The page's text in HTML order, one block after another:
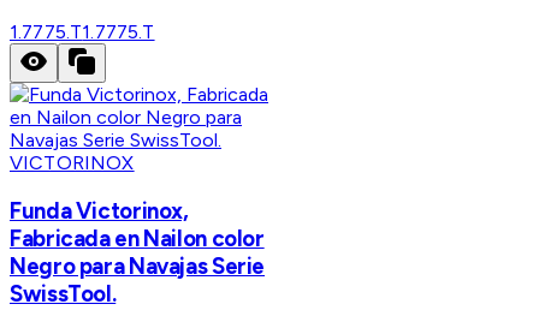
1.7775.T1.7775.T
VICTORINOX
Funda Victorinox,
Fabricada en Nailon color
Negro para Navajas Serie
SwissTool.